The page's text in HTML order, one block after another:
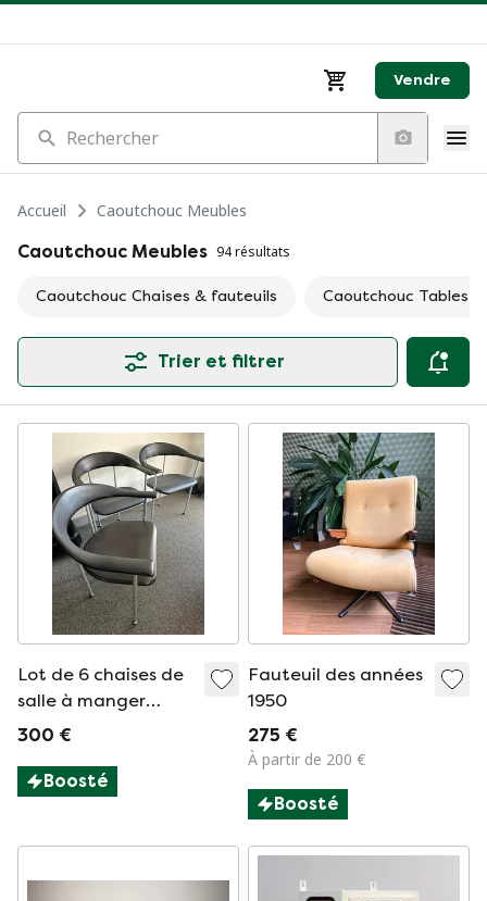
Vendre
Rechercher
Accueil
Caoutchouc Meubles
Caoutchouc Meubles 94 résultats
Caoutchouc Chaises & fauteuils Caoutchouc Tables
Trier et filtrer
Lot de 6 chaises de
salle à manger
Fasem P40 avec
caoutchouc et pieds
300 €
Boosté
Fauteuil des années
1950
275 €
À partir de 200 €
Boosté